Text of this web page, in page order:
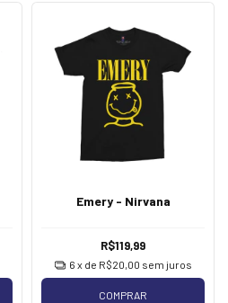
Emery - Nirvana
R$119,99
6 x de R$20,00 sem juros
COMPRAR